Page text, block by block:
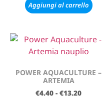
Aggiungi al carrello
POWER AQUACULTURE –
ARTEMIA
€4.40 - €13.20